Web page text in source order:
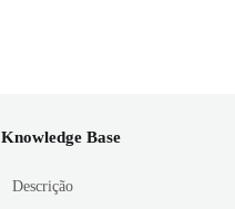
Knowledge Base
Descrição